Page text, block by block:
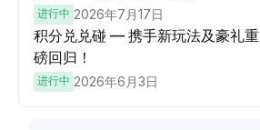
进行中 2026年7月17日
积分兑兑碰 — 携手新玩法及豪礼重
磅回归！
进行中 2026年6月3日